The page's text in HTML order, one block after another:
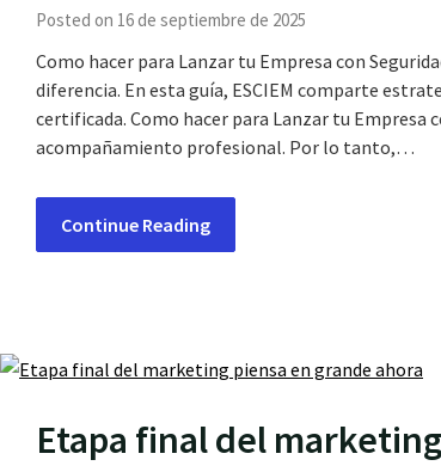
Posted on 16 de septiembre de 2025
Como hacer para Lanzar tu Empresa con
diferencia. En esta guía, ESCIEM comparte
certificada. Como hacer para Lanzar tu Empresa
acompañamiento profesional. Por lo tanto,…
Continue Reading
Etapa final del